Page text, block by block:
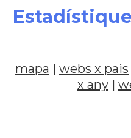
mapa | webs x pais
x any|